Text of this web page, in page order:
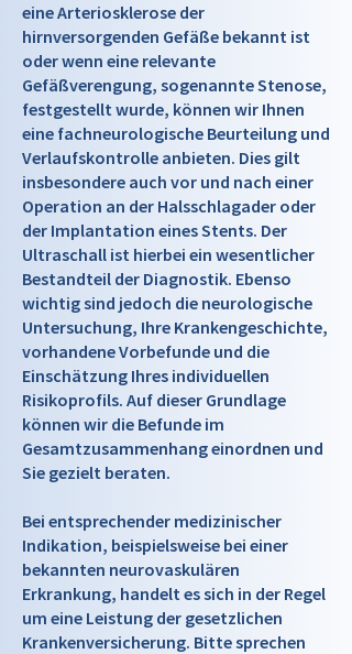
eine Arteriosklerose der
hirnversorgenden Gefäße bekannt ist
oder wenn eine relevante
Gefäßverengung, sogenannte Stenose,
festgestellt wurde, können wir Ihnen
eine fachneurologische Beurteilung und
Verlaufskontrolle anbieten. Dies gilt
insbesondere auch vor und nach einer
Operation an der Halsschlagader oder
der Implantation eines Stents. Der
Ultraschall ist hierbei ein wesentlicher
Bestandteil der Diagnostik. Ebenso
wichtig sind jedoch die neurologische
Untersuchung, Ihre Krankengeschichte,
vorhandene Vorbefunde und die
Einschätzung Ihres individuellen
Risikoprofils. Auf dieser Grundlage
können wir die Befunde im
Gesamtzusammenhang einordnen und
Sie gezielt beraten.
Bei entsprechender medizinischer
Indikation, beispielsweise bei einer
bekannten neurovaskulären
Erkrankung, handelt es sich in der Regel
um eine Leistung der gesetzlichen
Krankenversicherung. Bitte sprechen